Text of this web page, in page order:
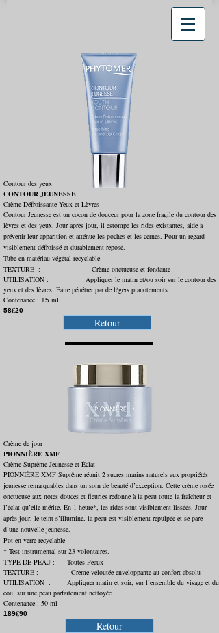
Contour des yeux
CONTOUR JEUNESSE
Crème Défroissante Yeux et Lèvres
Contour Jeunesse est un cocon de douceur pour la zone fragile du contour des
lèvres et des yeux. Jour après jour, il estompe les rides existantes, aide à
prévenir leur apparition et atténue les poches et les cernes. Pour un regard
visiblement défroissé et durablement reposé.
Tube en matériau végétal recyclable
TEXTURE : Crème onctueuse et fondante
UTILISATION : Appliquer le matin et/ou soir sur le contour des
yeux et des lèvres. Faire pénétrer par de légers pianotements.
Contenance : 15 ml
58€20
Retour
Crème de jour
PIONNIÈRE XMF
Crème Suprême Jeunesse et Éclat
PIONNIÈRE XMF Suprême réunit 2 sucres marins naturels aux propriétés
jeunesse remarquables dans un soin de beauté d’exception. Cette crème rosée
onctueuse aux notes douces et fleuries redonne à la peau toute la fraîcheur et
l’éclat qu’elle mérite. En 1 heure*, les rides sont visiblement lissées. Jour
après jour, le teint s’illumine, la peau est visiblement repulpée et se pare
d’une nouvelle jeunesse.
Pot en verre recyclable
* Test instrumental sur 23 volontaires.
TYPE DE PEAU : Toutes Peaux
TEXTURE : Crème veloutée enveloppante au confort absolu
UTILISATION : Appliquer matin et soir, sur l’ensemble du visage et du
cou, sur une peau parfaitement nettoyée.
Contenance : 50 ml
189€90
Retour